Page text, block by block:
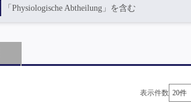
「Physiologische Abtheilung」を含む
表示件数